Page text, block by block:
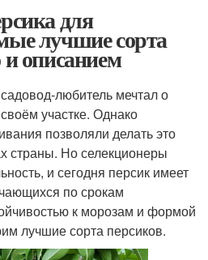
для
лучшие сорта
описанием
любитель мечтал о
участке. Однако
позволяли делать это
страны. Но селекционеры
и сегодня персик имеет
по срокам
к морозам и формой
лучшие сорта персиков.